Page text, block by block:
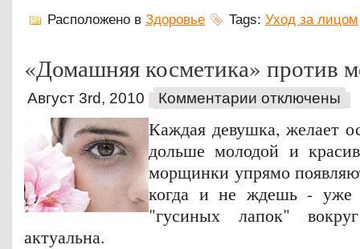
Расположено в Здоровье Tags: Уход за лицом
«Домашняя косметика» против
Август 3rd, 2010 Комментарии отключены
Каждая девушка, желает
дольше молодой и
морщинки упрямо
когда и не ждешь - уже
"гусиных лапок"
актуальна.